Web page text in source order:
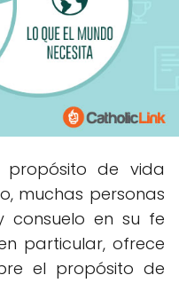
de vida
muchas personas
consuelo en su fe
particular, ofrece
el propósito de